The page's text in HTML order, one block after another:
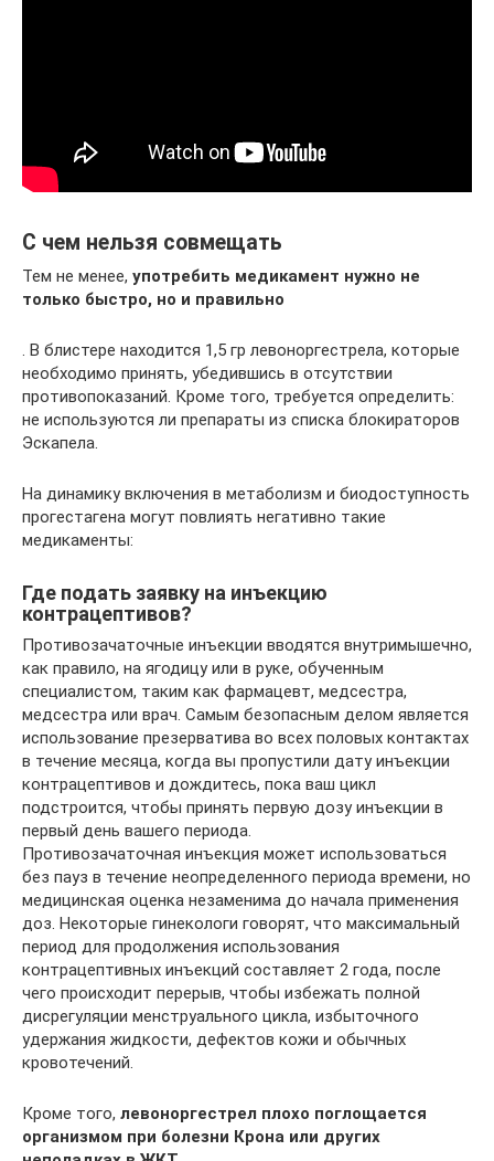
С чем нельзя совмещать
Тем не менее, употребить медикамент нужно не
только быстро, но и правильно
. В блистере находится 1,5 гр левоноргестрела, которые
необходимо принять, убедившись в отсутствии
противопоказаний. Кроме того, требуется определить:
не используются ли препараты из списка блокираторов
Эскапела.
На динамику включения в метаболизм и биодоступность
прогестагена могут повлиять негативно такие
медикаменты:
Где подать заявку на инъекцию
контрацептивов?
Противозачаточные инъекции вводятся внутримышечно,
как правило, на ягодицу или в руке, обученным
специалистом, таким как фармацевт, медсестра,
медсестра или врач. Самым безопасным делом является
использование презерватива во всех половых контактах
в течение месяца, когда вы пропустили дату инъекции
контрацептивов и дождитесь, пока ваш цикл
подстроится, чтобы принять первую дозу инъекции в
первый день вашего периода.
Противозачаточная инъекция может использоваться
без пауз в течение неопределенного периода времени, но
медицинская оценка незаменима до начала применения
доз. Некоторые гинекологи говорят, что максимальный
период для продолжения использования
контрацептивных инъекций составляет 2 года, после
чего происходит перерыв, чтобы избежать полной
дисрегуляции менструального цикла, избыточного
удержания жидкости, дефектов кожи и обычных
кровотечений.
Кроме того, левоноргестрел плохо поглощается
организмом при болезни Крона или других